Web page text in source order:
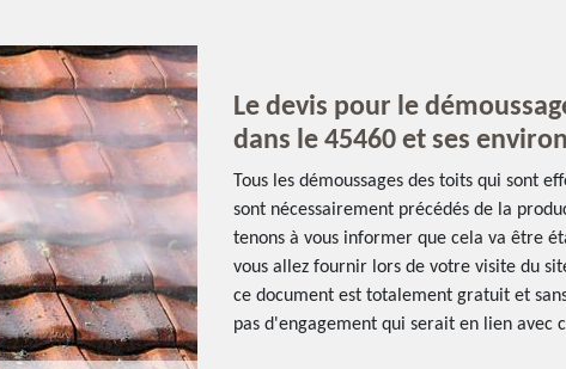
Le devis pour le
dans le 45460 et ses
Tous les démoussages des toits qui sont
sont nécessairement précédés de la
tenons à vous informer que cela va être
vous allez fournir lors de votre visite du
ce document est totalement gratuit et
pas d'engagement qui serait en lien avec